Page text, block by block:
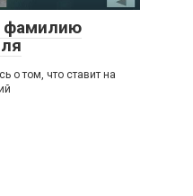
фамилию
о том, что ставит на